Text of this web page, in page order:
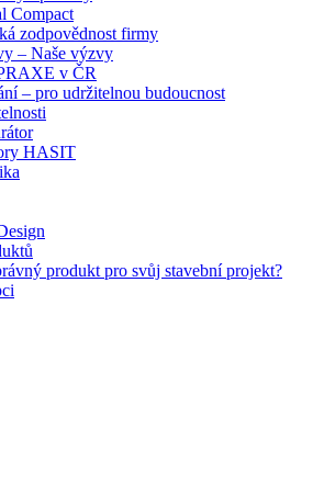
Compact
zodpovědnost firmy
– Naše výzvy
v ČR
– pro udržitelnou budoucnost
HASIT
produkt pro svůj stavební projekt?